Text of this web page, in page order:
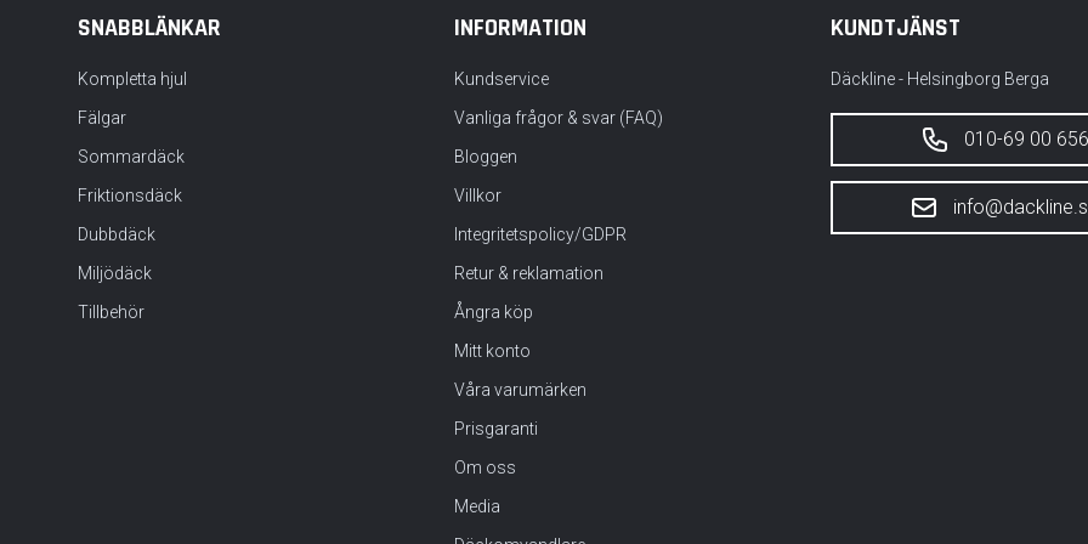
SNABBLÄNKAR
Kompletta hjul
Fälgar
Sommardäck
Friktionsdäck
Dubbdäck
Miljödäck
Tillbehör
INFORMATION
Kundservice
Vanliga frågor & svar (FAQ)
Bloggen
Villkor
Integritetspolicy/GDPR
Retur & reklamation
Ångra köp
Mitt konto
Våra varumärken
Prisgaranti
Om oss
Media
KUNDTJÄNST
Däckline - Helsingborg Berga
010-69 00 656